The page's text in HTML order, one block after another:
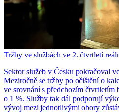
Tržby ve službách ve 2. čtvrtletí
Sektor služeb v Česku pokračoval
Meziročně se tržby po očištění o
ve srovnání s předchozím čtvrtletím
o 1 %. Služby tak dál podporují
vývoj mezi jednotlivými obory